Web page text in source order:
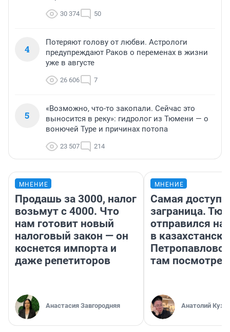
30 374 50
4
Потеряют голову от любви. Астрологи
предупреждают Раков о переменах в жизни
уже в августе
26 606 7
5
«Возможно, что-то закопали. Сейчас это
выносится в реку»: гидролог из Тюмени — о
вонючей Туре и причинах потопа
23 507 214
МНЕНИЕ
Продашь за 3000, налог
возьмут с 4000. Что
нам готовит новый
налоговый закон — он
коснется импорта и
даже репетиторов
Анастасия Завгородняя
МНЕНИЕ
Самая
заграница.
отправился
в
там
Анатолий